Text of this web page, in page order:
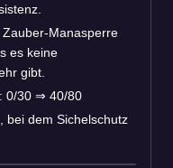
Manasperre
es keine
gibt.
0/30 ⇒ 40/80
bei dem Sichelschutz